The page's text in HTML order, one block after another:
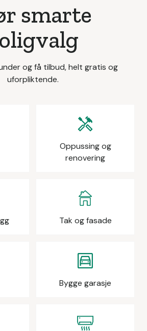
smarte
og få tilbud, helt gratis og
uforpliktende.
Oppussing og
renovering
Tak og fasade
Bygge garasje